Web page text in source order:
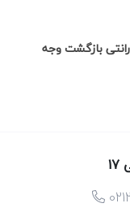
بازگشت وجه